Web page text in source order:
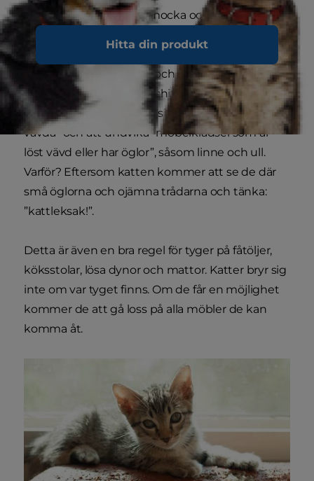
Hitta din produkt
Fuskmaterial som fuskmocka och syntetiska
material betraktas inte längre som omoderna
utan är faktiskt mer populära än någonsin tack
vare nya designtrender och uppdateringar av
själva materialets yta. Architectural Digest ger
kattägare rådet att hålla sig till tyger som är ”tätt
vävda” och att undvika ”möbelklädsel som är
löst vävd eller har öglor”, såsom linne och ull.
Varför? Eftersom katten kommer att se de där
små öglorna och ojämna trådarna och tänka:
”kattleksak!”.
Detta är även en bra regel för tyger på fåtöljer,
köksstolar, lösa dynor och mattor. Katter bryr sig
inte om var tyget finns. Om de får en möjlighet
kommer de att gå loss på alla möbler de kan
komma åt.